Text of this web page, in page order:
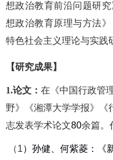
想政治教育前沿问题研究
想政治教育原理与方法》
特色社会主义理论与实践
【研究成果】
1.论文： 在《中国行政管
野》《湘潭大学学报》《
志发表学术论文80余篇。
（1） 孙健、何紫菱：《